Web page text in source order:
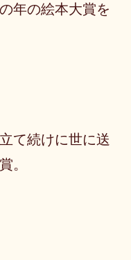
年の絵本大賞を
て続けに世に送
。